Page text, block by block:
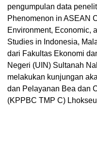
pengumpulan data
Phenomenon in ASEAN
Environment, Economic,
Studies in Indonesia,
dari Fakultas Ekonomi
Negeri (UIN) Sultanah
melakukan kunjungan
dan Pelayanan Bea dan
(KPPBC TMP C)